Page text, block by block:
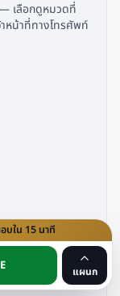
เลือกดูหมวดที่
าหน้าที่ทางโทรศัพท์
บใน 15 นาที
แผนก